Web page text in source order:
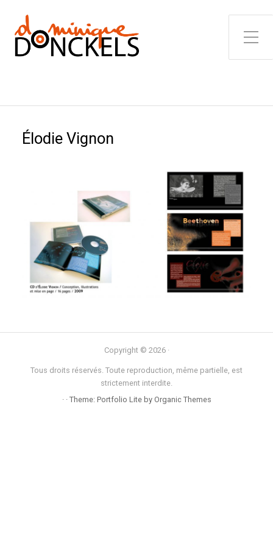
Toggle Side Menu
Élodie Vignon
Copyright © 2026 ·
Tous droits réservés. Toute reproduction, même partielle, est
strictement interdite.
· · Theme: Portfolio Lite by Organic Themes